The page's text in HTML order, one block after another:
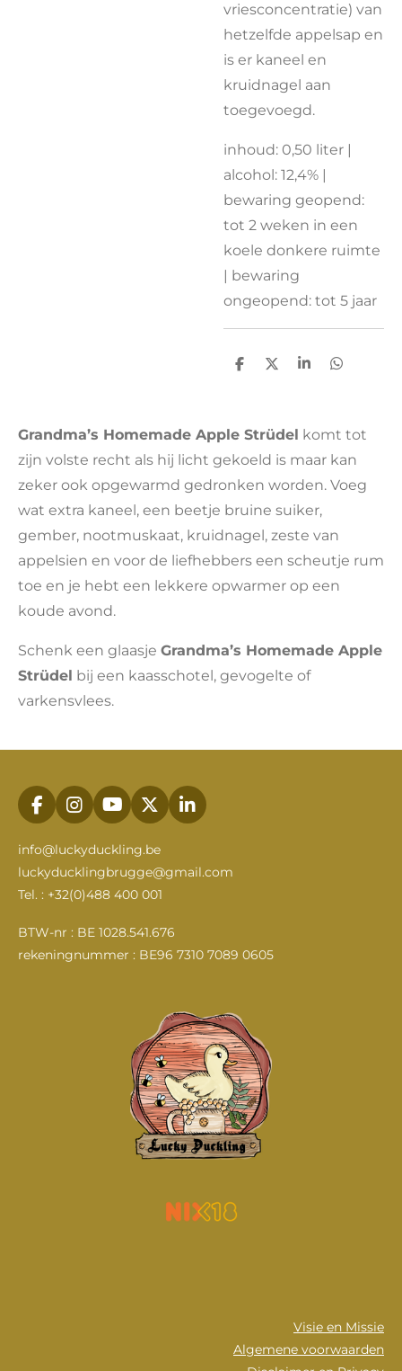
vriesconcentratie) van
hetzelfde appelsap en
is er kaneel en
kruidnagel aan
toegevoegd.
inhoud: 0,50 liter |
alcohol: 12,4% |
bewaring geopend:
tot 2 weken in een
koele donkere ruimte
| bewaring
ongeopend: tot 5 jaar
D
n
D
S
e
D
n
Grandma’s Homemade Apple Strüdel komt tot
zijn volste recht als hij licht gekoeld is maar kan
zeker ook opgewarmd gedronken worden. Voeg
wat extra kaneel, een beetje bruine suiker,
gember, nootmuskaat, kruidnagel, zeste van
appelsien en voor de liefhebbers een scheutje rum
toe en je hebt een lekkere opwarmer op een
koude avond.
Schenk een glaasje Grandma’s Homemade Apple
Strüdel bij een kaasschotel, gevogelte of
varkensvlees.
F
a
c
e
b
o
k
I
n
s
t
a
g
a
m
Y
o
u
u
b
X
L
i
e
info@luckyduckling.be
luckyducklingbrugge@gmail.com
Tel. : +32(0)488 400 001
BTW-nr : BE 1028.541.676
rekeningnummer : BE96 7310 7089 0605
Visie en Missie
Algemene voorwaarden